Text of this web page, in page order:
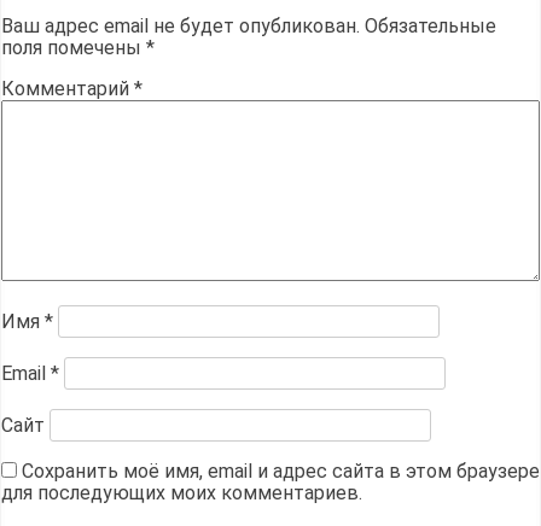
Ваш адрес email не будет опубликован. Обязательные
поля помечены *
Комментарий *
Имя *
Email *
Сайт
Сохранить моё имя, email и адрес сайта в этом браузере
для последующих моих комментариев.